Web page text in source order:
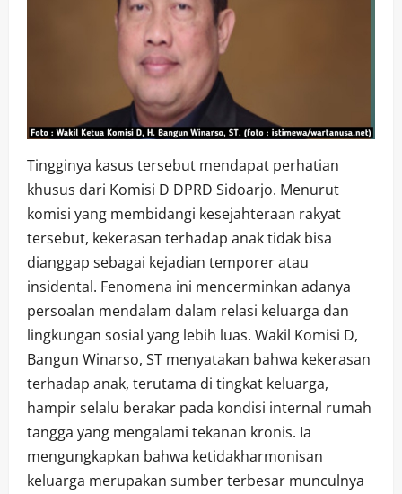
Tingginya kasus tersebut mendapat perhatian
khusus dari Komisi D DPRD Sidoarjo. Menurut
komisi yang membidangi kesejahteraan rakyat
tersebut, kekerasan terhadap anak tidak bisa
dianggap sebagai kejadian temporer atau
insidental. Fenomena ini mencerminkan adanya
persoalan mendalam dalam relasi keluarga dan
lingkungan sosial yang lebih luas. Wakil Komisi D,
Bangun Winarso, ST menyatakan bahwa kekerasan
terhadap anak, terutama di tingkat keluarga,
hampir selalu berakar pada kondisi internal rumah
tangga yang mengalami tekanan kronis. Ia
mengungkapkan bahwa ketidakharmonisan
keluarga merupakan sumber terbesar munculnya